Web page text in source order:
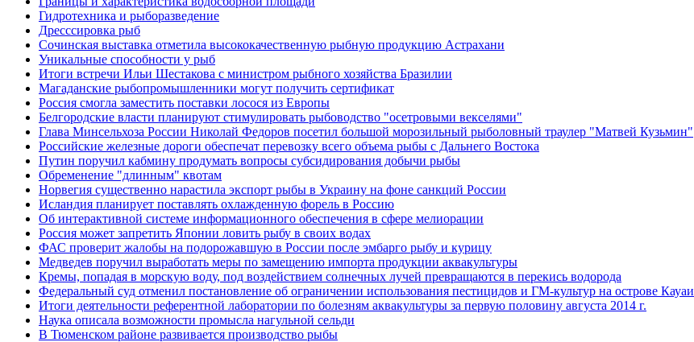
Гидротехника и рыборазведение
Дресссировка рыб
Сочинская выставка отметила высококачественную рыбную продукцию Астрахани
Уникальные способности у рыб
Итоги встречи Ильи Шестакова с министром рыбного хозяйства Бразилии
Магаданские рыбопромышленники могут получить сертификат
Россия смогла заместить поставки лосося из Европы
Белгородские власти планируют стимулировать рыбоводство "осетровыми векселями"
Глава Минсельхоза России Николай Федоров посетил большой морозильный рыболовный траулер "Матвей Кузьмин"
Российские железные дороги обеспечат перевозку всего объема рыбы с Дальнего Востока
Путин поручил кабмину продумать вопросы субсидирования добычи рыбы
Обременение "длинным" квотам
Норвегия существенно нарастила экспорт рыбы в Украину на фоне санкций России
Исландия планирует поставлять охлажденную форель в Россию
Об интерактивной системе информационного обеспечения в сфере мелиорации
Россия может запретить Японии ловить рыбу в своих водах
ФАС проверит жалобы на подорожавшую в России после эмбарго рыбу и курицу
Медведев поручил выработать меры по замещению импорта продукции аквакультуры
Кремы, попадая в морскую воду, под воздействием солнечных лучей превращаются в перекись водорода
Федеральный суд отменил постановление об ограничении использования пестицидов и ГМ-культур на острове Кауаи
Итоги деятельности референтной лаборатории по болезням аквакультуры за первую половину августа 2014 г.
Наука описала возможности промысла нагульной сельди
В Тюменском районе развивается производство рыбы